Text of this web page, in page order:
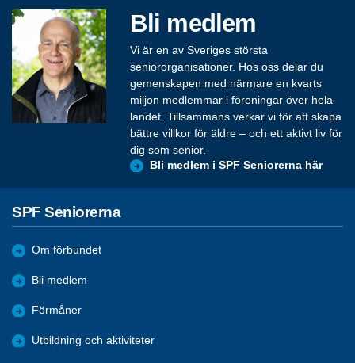
Bli medlem
Vi är en av Sveriges största
seniororganisationer. Hos oss delar du
gemenskapen med närmare en kvarts
miljon medlemmar i föreningar över hela
landet. Tillsammans verkar vi för att skapa
bättre villkor för äldre – och ett aktivt liv för
dig som senior.
Bli medlem i SPF Seniorerna här
SPF Seniorerna
Om förbundet
Bli medlem
Förmåner
Utbildning och aktiviteter